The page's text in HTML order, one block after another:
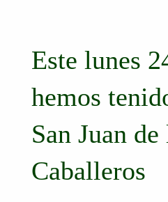
Este lunes
hemos
San Juan de
Caballeros